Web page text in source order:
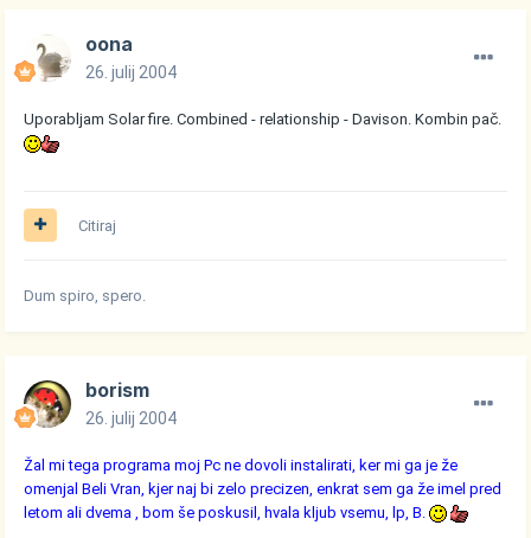
oona
26. julij 2004
Uporabljam Solar fire. Combined - relationship - Davison. Kombin pač.
Citiraj
Dum spiro, spero.
borism
26. julij 2004
Žal mi tega programa moj Pc ne dovoli instalirati, ker mi ga je že
omenjal Beli Vran, kjer naj bi zelo precizen, enkrat sem ga že imel pred
letom ali dvema , bom še poskusil, hvala kljub vsemu, lp, B.